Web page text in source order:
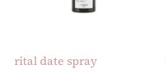
rital date spray